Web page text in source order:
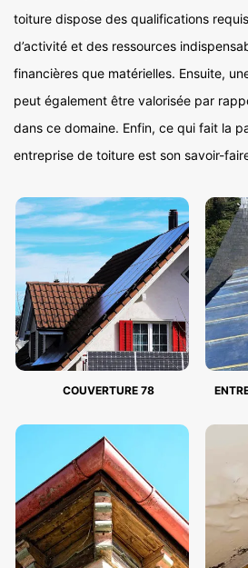
toiture dispose des qualifications
d’activité et des ressources
financières que matérielles. Ensuite,
peut également être valorisée par
dans ce domaine. Enfin, ce qui fait la
entreprise de toiture est son savoir-
COUVERTURE 78